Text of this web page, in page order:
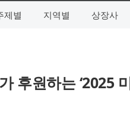
제별 지역별 상장사
후원하는 ‘2025